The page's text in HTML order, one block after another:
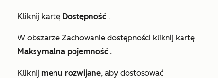
Kliknij kartę Dostępność .
W obszarze Zachowanie dostępności kliknij kartę
Maksymalna pojemność .
Kliknij menu rozwijane, aby dostosować